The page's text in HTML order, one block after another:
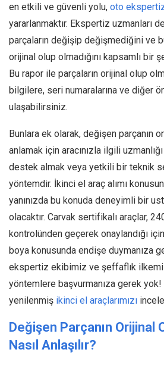
en etkili ve güvenli yolu, oto
yararlanmaktır. Ekspertiz uzmanları
parçaların değişip değişmediğini ve
orijinal olup olmadığını kapsamlı bir
Bu rapor ile parçaların orijinal olup
bilgilere, seri numaralarına ve diğer
ulaşabilirsiniz.
Bunlara ek olarak, değişen parçanın
anlamak için aracınızla ilgili
destek almak veya yetkili bir teknik
yöntemdir. İkinci el araç alımı
yanınızda bu konuda deneyimli bir
olacaktır. Carvak sertifikalı araçlar,
kontrolünden geçerek onaylandığı
boya konusunda endişe duymanıza
ekspertiz ekibimiz ve şeffaflık
yöntemlere başvurmanıza gerek
yenilenmiş ikinci el araçlarımızı
Değişen Parçanın Orijinal
Nasıl Anlaşılır?